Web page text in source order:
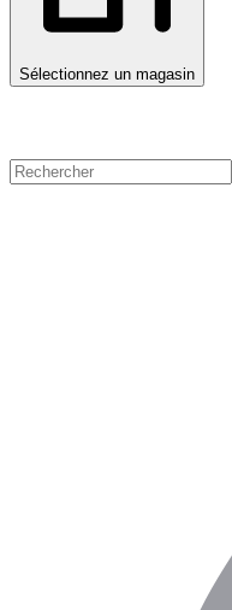
Sélectionnez un magasin